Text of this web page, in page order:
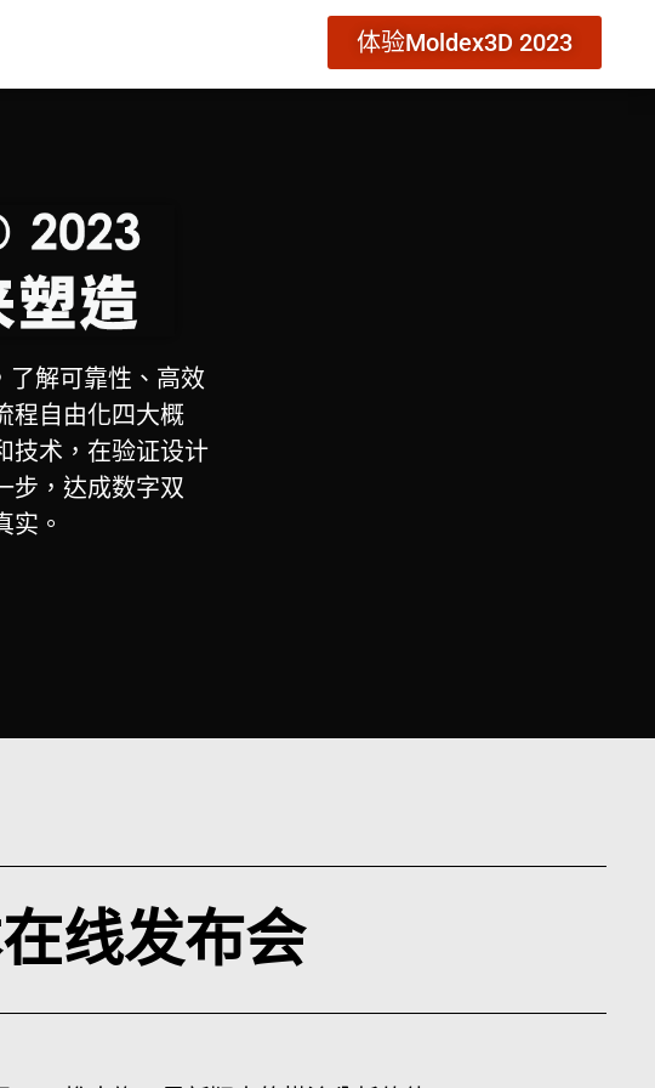
体验Moldex3D 2023
了解可靠性、高效
程自由化四大概
技术，在验证设计
步，达成数字双
实。
线发布会